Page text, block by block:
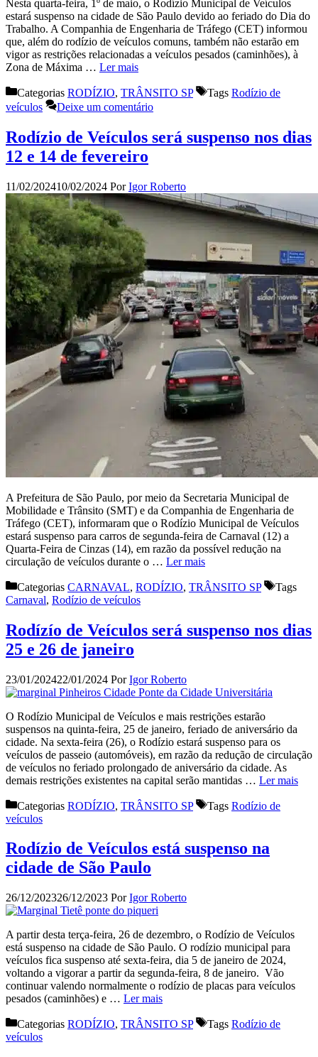
Nesta quarta-feira, 1º de maio, o Rodízio Municipal de Veículos
estará suspenso na cidade de São Paulo devido ao feriado do Dia do
Trabalho. A Companhia de Engenharia de Tráfego (CET) informou
que, além do rodízio de veículos comuns, também não estarão em
vigor as restrições relacionadas a veículos pesados (caminhões), à
Zona de Máxima … Ler mais
Categorias RODÍZIO, TRÂNSITO SP Tags Rodízio de
veículos
Deixe um comentário
Rodízio de Veículos será suspenso nos dias
12 e 14 de fevereiro
11/02/202410/02/2024 PorIgor Roberto
A Prefeitura de São Paulo, por meio da Secretaria Municipal de
Mobilidade e Trânsito (SMT) e da Companhia de Engenharia de
Tráfego (CET), informaram que o Rodízio Municipal de Veículos
estará suspenso para carros de segunda-feira de Carnaval (12) a
Quarta-Feira de Cinzas (14), em razão da possível redução na
circulação de veículos durante o … Ler mais
Categorias CARNAVAL, RODÍZIO, TRÂNSITO SP
Tags
Carnaval, Rodízio de veículos
Rodízío de Veículos será suspenso nos dias
25 e 26 de janeiro
23/01/202422/01/2024 PorIgor Roberto
O Rodízio Municipal de Veículos e mais restrições estarão
suspensos na quinta-feira, 25 de janeiro, feriado de aniversário da
cidade. Na sexta-feira (26), o Rodízio estará suspenso para os
veículos de passeio (automóveis), em razão da redução de circulação
de veículos no feriado prolongado de aniversário da cidade. As
demais restrições existentes na capital serão mantidas … Ler mais
Categorias RODÍZIO, TRÂNSITO SP Tags Rodízio de
veículos
Rodízio de Veículos está suspenso na
cidade de São Paulo
26/12/202326/12/2023 PorIgor Roberto
A partir desta terça-feira, 26 de dezembro, o Rodízio de Veículos
está suspenso na cidade de São Paulo. O rodízio municipal para
veículos fica suspenso até sexta-feira, dia 5 de janeiro de 2024,
voltando a vigorar a partir da segunda-feira, 8 de janeiro. Vão
continuar valendo normalmente o rodízio de placas para veículos
pesados (caminhões) e … Ler mais
Categorias RODÍZIO, TRÂNSITO SP Tags Rodízio de
veículos